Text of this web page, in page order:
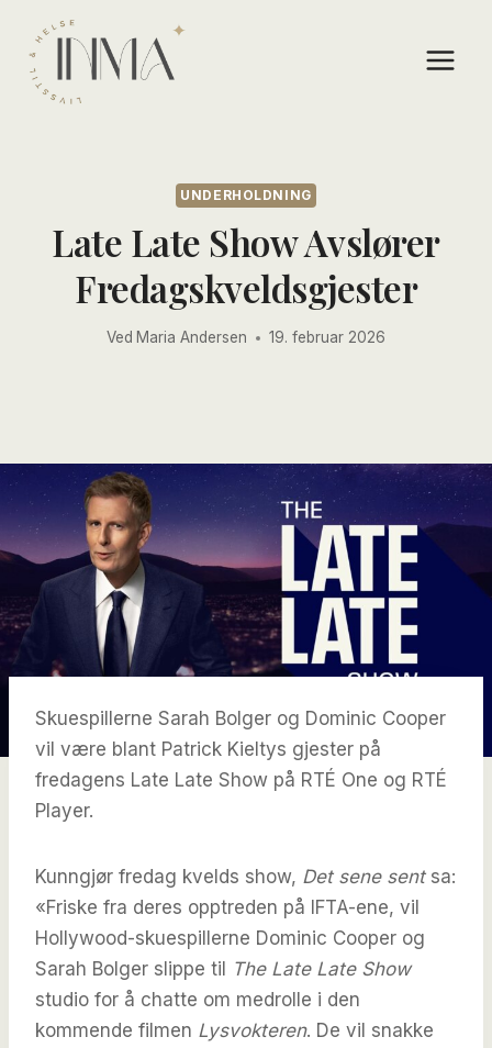
content
UNDERHOLDNING
Late Late Show Avslører
Fredagskveldsgjester
Ved Maria Andersen 19. februar 2026
Skuespillerne Sarah Bolger og Dominic Cooper
vil være blant Patrick Kieltys gjester på
fredagens Late Late Show på RTÉ One og RTÉ
Player.
Kunngjør fredag ​​kvelds show, Det sene sentsa:
«Friske fra deres opptreden på IFTA-ene, vil
Hollywood-skuespillerne Dominic Cooper og
Sarah Bolger slippe til The Late Late Show
studio for å chatte om medrolle i den
kommende filmen Lysvokteren. De vil snakke